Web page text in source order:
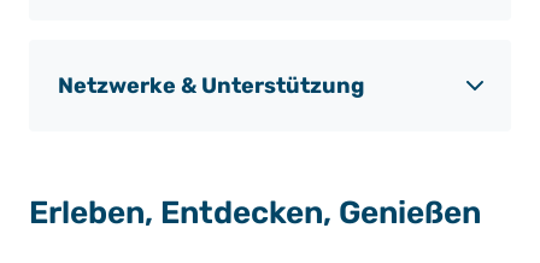
Netzwerke & Unterstützung
Erleben, Entdecken, Genießen